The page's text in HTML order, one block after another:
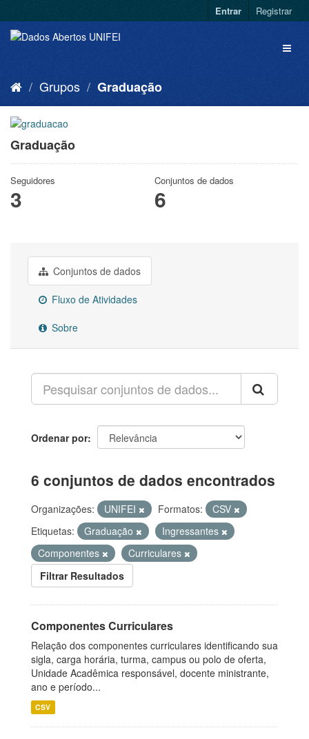
Entrar Registrar
Grupos Graduação
Graduação
Seguidores
3
Conjuntos de dados
6
Conjuntos de dados
Fluxo de Atividades
Sobre
Ordenar por
6 conjuntos de dados encontrados
Organizações: UNIFEI Formatos:
CSV
Etiquetas:
Graduação
Ingressantes
Componentes
Curriculares
Filtrar Resultados
Componentes Curriculares
Relação dos componentes curriculares identificando sua
sigla, carga horária, turma, campus ou polo de oferta,
Unidade Acadêmica responsável, docente ministrante,
ano e período...
CSV